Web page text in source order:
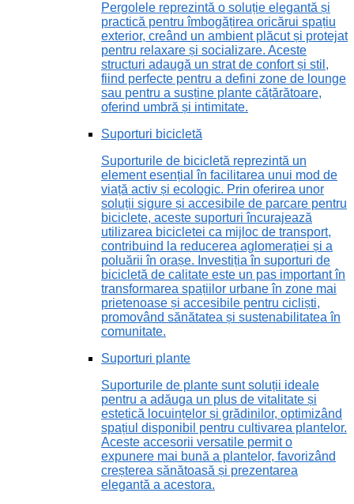
Pergolele reprezintă o soluție elegantă și
practică pentru îmbogățirea oricărui spațiu
exterior, creând un ambient plăcut și protejat
pentru relaxare și socializare. Aceste
structuri adaugă un strat de confort și stil,
fiind perfecte pentru a defini zone de lounge
sau pentru a susține plante cățărătoare,
oferind umbră și intimitate.
Suporturi bicicletă
Suporturile de bicicletă reprezintă un
element esențial în facilitarea unui mod de
viață activ și ecologic. Prin oferirea unor
soluții sigure și accesibile de parcare pentru
biciclete, aceste suporturi încurajează
utilizarea bicicletei ca mijloc de transport,
contribuind la reducerea aglomerației și a
poluării în orașe. Investiția în suporturi de
bicicletă de calitate este un pas important în
transformarea spațiilor urbane în zone mai
prietenoase și accesibile pentru cicliști,
promovând sănătatea și sustenabilitatea în
comunitate.
Suporturi plante
Suporturile de plante sunt soluții ideale
pentru a adăuga un plus de vitalitate și
estetică locuințelor și grădinilor, optimizând
spațiul disponibil pentru cultivarea plantelor.
Aceste accesorii versatile permit o
expunere mai bună a plantelor, favorizând
creșterea sănătoasă și prezentarea
elegantă a acestora.